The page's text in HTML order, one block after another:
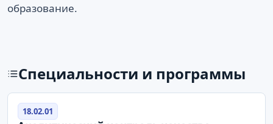
образование.
Специальности и программы
18.02.01